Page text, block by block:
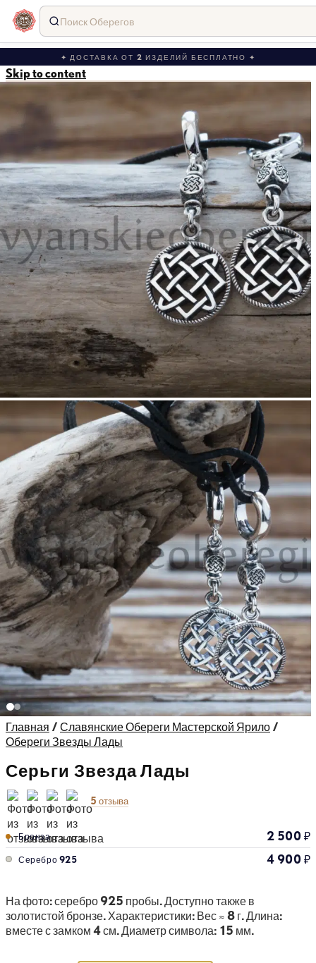
✦ ДОСТАВКА ОТ 2 ИЗДЕЛИЙ БЕСПЛАТНО ✦
Skip to content
Главная /Славянские Обереги Мастерской Ярило/
Обереги Звезды Лады
Серьги Звезда Лады
5 отзыва
Бронза 2 500₽
Серебро 925 4 900₽
На фото: серебро 925 пробы. Доступно также в
золотистой бронзе. Характеристики: Вес ≈ 8 г. Длина:
вместе с замком 4 см. Диаметр символа: 15 мм.
Поиск Оберегов